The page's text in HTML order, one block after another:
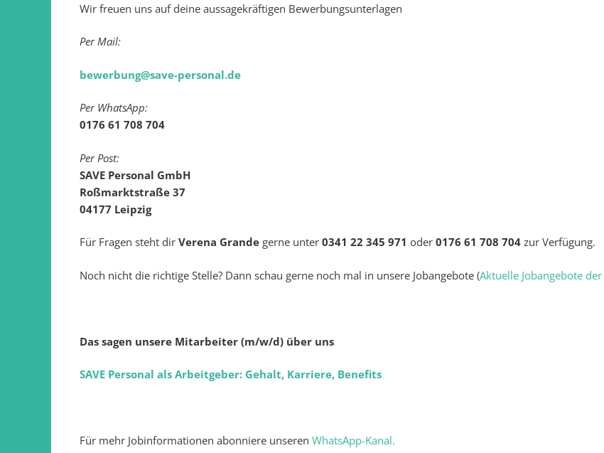
Wir freuen uns auf deine aussagekräftigen Bewerbungsunterlagen
Per Mail:
bewerbung@save-personal.de
Per WhatsApp:
0176 61 708 704
Per Post:
SAVE Personal GmbH
Roßmarktstraße 37
04177 Leipzig
Für Fragen steht dir Verena Grande gerne unter 0341 22 345 971 oder 0176 61 708 704 zur Verfügung.
Noch nicht die richtige Stelle? Dann schau gerne noch mal in unsere Jobangebote (Aktuelle Jobangebote
Das sagen unsere Mitarbeiter (m/w/d) über uns
SAVE Personal als Arbeitgeber: Gehalt, Karriere, Benefits
Für mehr Jobinformationen abonniere unseren WhatsApp-Kanal.